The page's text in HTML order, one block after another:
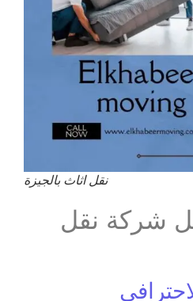
نقل اثاث بالجيزة
شركة نقل